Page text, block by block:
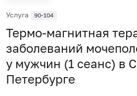
Услуга 90-104
Термо-магнитная
заболеваний
у мужчин (1 сеанс) в
Петербурге